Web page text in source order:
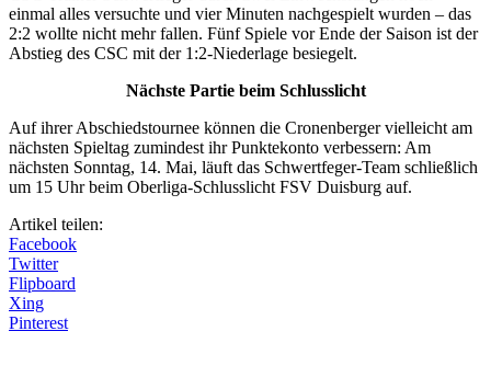
einmal alles versuchte und vier Minuten nachgespielt wurden – das
2:2 wollte nicht mehr fallen. Fünf Spiele vor Ende der Saison ist der
Abstieg des CSC mit der 1:2-Niederlage besiegelt.
Nächste Partie beim Schlusslicht
Auf ihrer Abschiedstournee können die Cronenberger vielleicht am
nächsten Spieltag zumindest ihr Punktekonto verbessern: Am
nächsten Sonntag, 14. Mai, läuft das Schwertfeger-Team schließlich
um 15 Uhr beim Oberliga-Schlusslicht FSV Duisburg auf.
Artikel teilen:
Facebook
Twitter
Flipboard
Xing
Pinterest